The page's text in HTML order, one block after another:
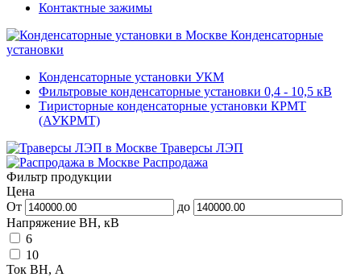
Контактные зажимы
Конденсаторные
установки
Конденсаторные установки УКМ
Фильтровые конденсаторные установки 0,4 - 10,5 кВ
Тиристорные конденсаторные установки КРМТ
(АУКРМТ)
Траверсы ЛЭП
Распродажа
Фильтр продукции
Цена
От
до
Напряжение ВН, кВ
6
10
Ток ВН, А